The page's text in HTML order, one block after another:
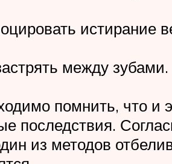
истирание
между
помнить, что и
последствия.
из методов